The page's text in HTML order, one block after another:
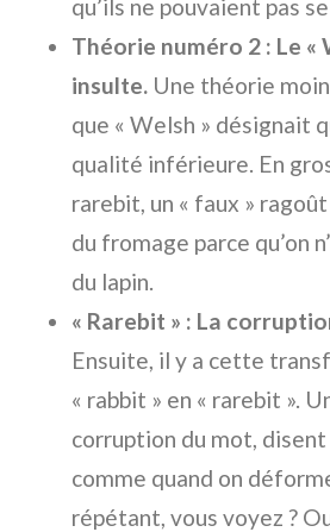
qu’ils ne pouvaient pas
Théorie numéro 2 : Le «
insulte. Une théorie
que « Welsh » désignait
qualité inférieure. En
rarebit, un « faux »
du fromage parce qu’on
du lapin.
« Rarebit » : La
Ensuite, il y a cette
« rabbit » en « rarebit ».
corruption du mot,
comme quand on
répétant, vous voyez ?